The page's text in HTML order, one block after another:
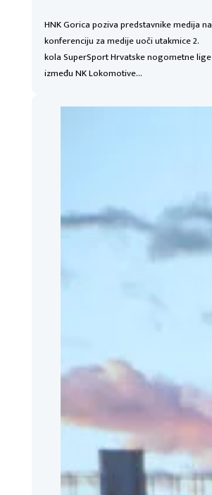
HNK Gorica poziva predstavnike medija na
konferenciju za medije uoči utakmice 2.
kola SuperSport Hrvatske nogometne lige
između NK Lokomotive…